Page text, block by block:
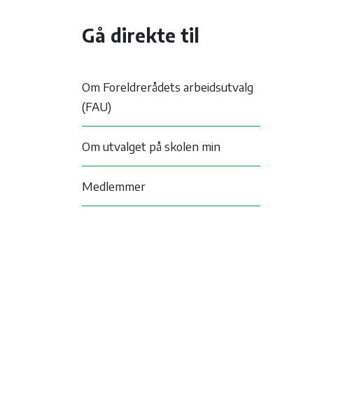
Gå direkte til
Om Foreldrerådets arbeidsutvalg
(FAU)
Om utvalget på skolen min
Medlemmer